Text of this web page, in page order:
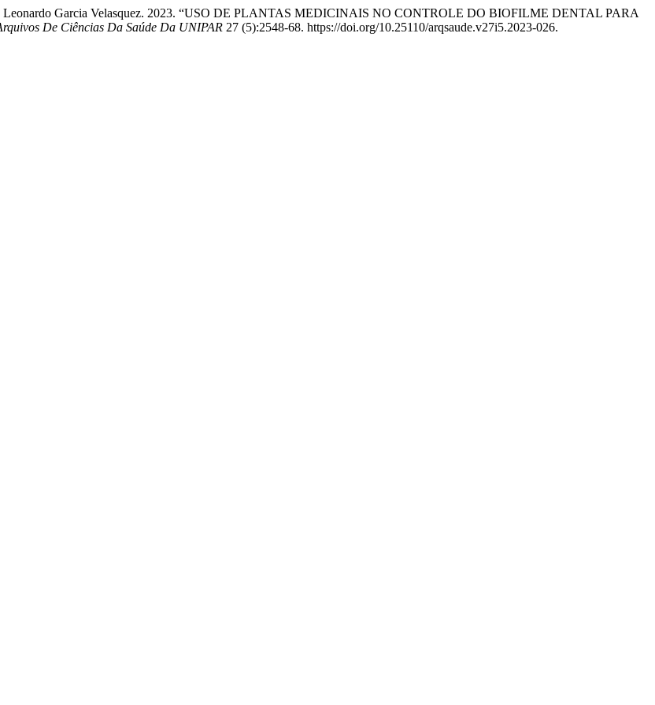
Leonardo Garcia Velasquez. 2023. “USO DE PLANTAS MEDICINAIS NO CONTROLE DO BIOFILME DENTAL PARA
De Ciências Da Saúde Da UNIPAR 27 (5):2548-68. https://doi.org/10.25110/arqsaude.v27i5.2023-026.